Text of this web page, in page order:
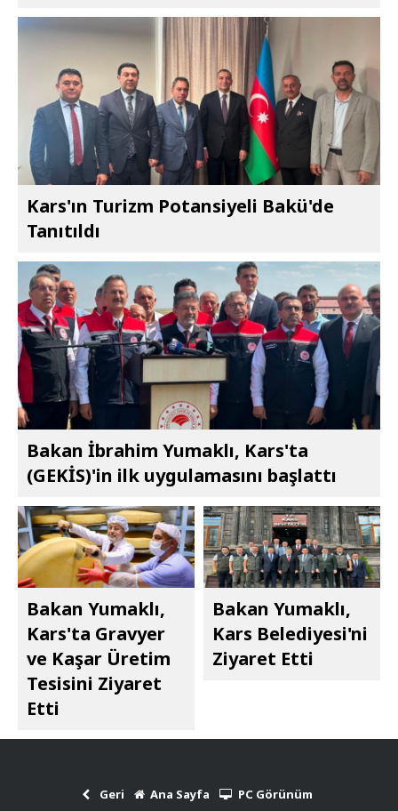
Kars'ın Turizm Potansiyeli Bakü'de
Tanıtıldı
Bakan İbrahim Yumaklı, Kars'ta
(GEKİS)'in ilk uygulamasını başlattı
Bakan Yumaklı,
Kars'ta Gravyer
ve Kaşar Üretim
Tesisini Ziyaret
Etti
Bakan Yumaklı,
Kars Belediyesi'ni
Ziyaret Etti
Geri Ana Sayfa PC Görünüm